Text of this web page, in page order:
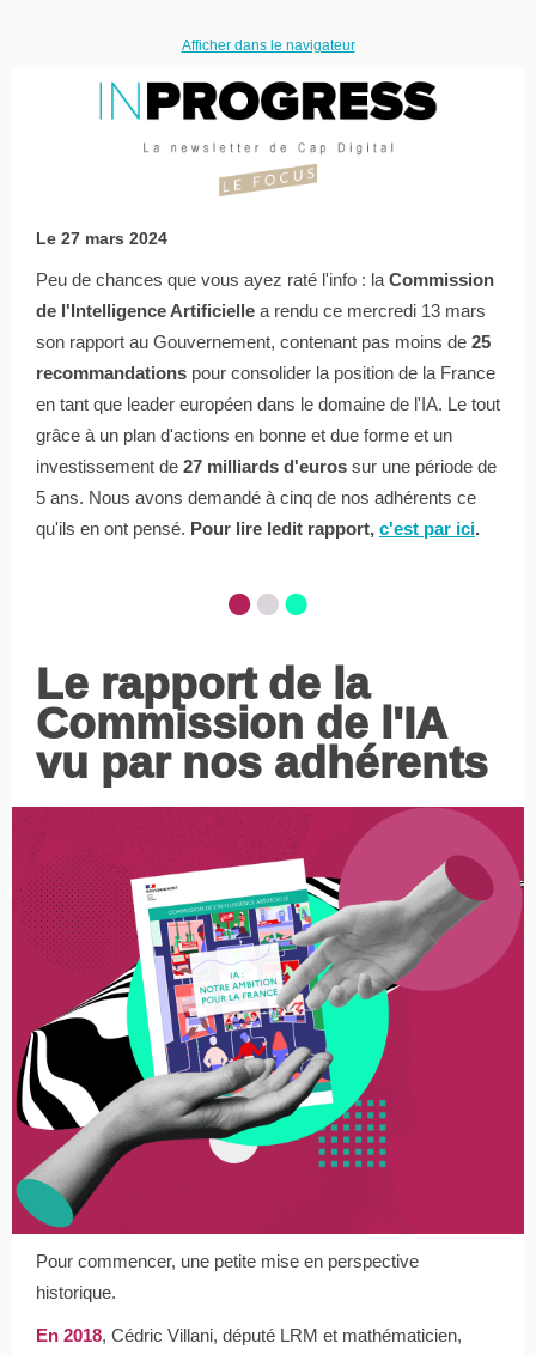
Afficher dans le navigateur
Le 27 mars 2024
Peu de chances que vous ayez raté l'info : la Commission
de l'Intelligence Artificielle a rendu ce mercredi 13 mars
son rapport au Gouvernement, contenant pas moins de 25
recommandations pour consolider la position de la France
en tant que leader européen dans le domaine de l'IA. Le tout
grâce à un plan d'actions en bonne et due forme et un
investissement de 27 milliards d'euros sur une période de
5 ans. Nous avons demandé à cinq de nos adhérents ce
qu'ils en ont pensé. Pour lire ledit rapport, c'est par ici.
Le rapport de la
Commission de l'IA
vu par nos adhérents
Pour commencer, une petite mise en perspective
historique.
En 2018, Cédric Villani, député LRM et mathématicien,